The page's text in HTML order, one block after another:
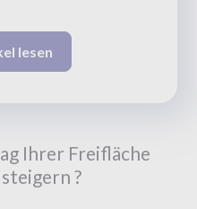
lesen
Ihrer Freifläche
?